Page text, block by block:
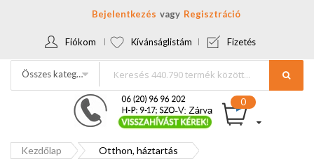
Bejelentkezés Regisztráció
Fiókom Kívánságlistám Fizetés
Összes kategória
Kezdőlap
Otthon, háztartás